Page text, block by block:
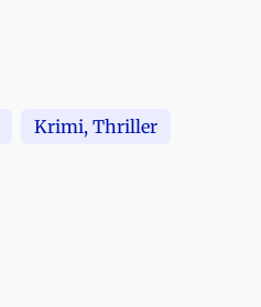
Krimi, Thriller